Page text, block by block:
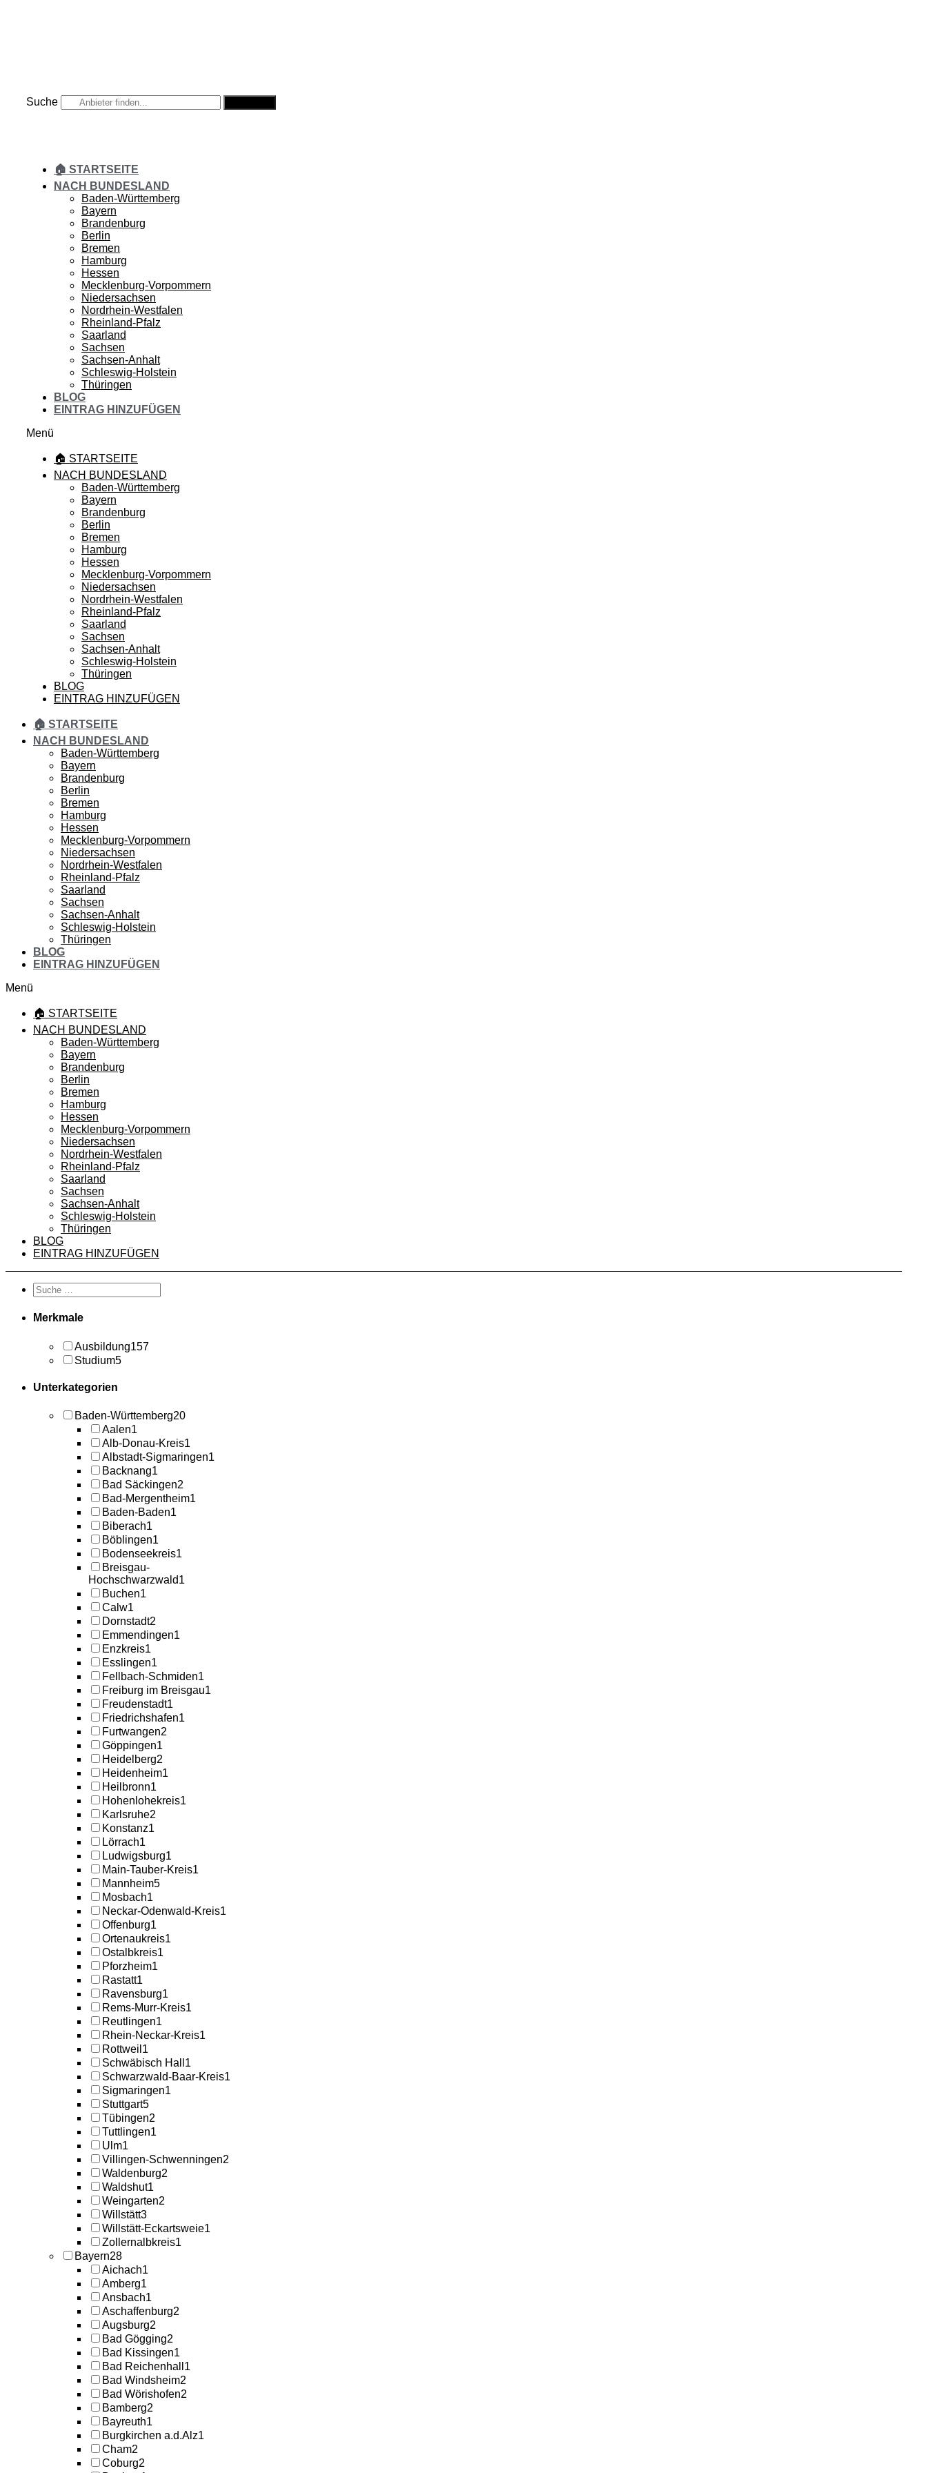
Suche
🏠 STARTSEITE
NACH BUNDESLAND
Baden-Württemberg
Bayern
Brandenburg
Berlin
Bremen
Hamburg
Hessen
Mecklenburg-Vorpommern
Niedersachsen
Nordrhein-Westfalen
Rheinland-Pfalz
Saarland
Sachsen
Sachsen-Anhalt
Schleswig-Holstein
Thüringen
BLOG
EINTRAG HINZUFÜGEN
Menü
🏠 STARTSEITE
NACH BUNDESLAND
Baden-Württemberg
Bayern
Brandenburg
Berlin
Bremen
Hamburg
Hessen
Mecklenburg-Vorpommern
Niedersachsen
Nordrhein-Westfalen
Rheinland-Pfalz
Saarland
Sachsen
Sachsen-Anhalt
Schleswig-Holstein
Thüringen
BLOG
EINTRAG HINZUFÜGEN
🏠 STARTSEITE
NACH BUNDESLAND
Baden-Württemberg
Bayern
Brandenburg
Berlin
Bremen
Hamburg
Hessen
Mecklenburg-Vorpommern
Niedersachsen
Nordrhein-Westfalen
Rheinland-Pfalz
Saarland
Sachsen
Sachsen-Anhalt
Schleswig-Holstein
Thüringen
BLOG
EINTRAG HINZUFÜGEN
Menü
🏠 STARTSEITE
NACH BUNDESLAND
Baden-Württemberg
Bayern
Brandenburg
Berlin
Bremen
Hamburg
Hessen
Mecklenburg-Vorpommern
Niedersachsen
Nordrhein-Westfalen
Rheinland-Pfalz
Saarland
Sachsen
Sachsen-Anhalt
Schleswig-Holstein
Thüringen
BLOG
EINTRAG HINZUFÜGEN
Merkmale
Ausbildung157
Studium5
Unterkategorien
Baden-Württemberg20
Aalen1
Alb-Donau-Kreis1
Albstadt-Sigmaringen1
Backnang1
Bad Säckingen2
Bad-Mergentheim1
Baden-Baden1
Biberach1
Böblingen1
Bodenseekreis1
Breisgau-
Hochschwarzwald1
Buchen1
Calw1
Dornstadt2
Emmendingen1
Enzkreis1
Esslingen1
Fellbach-Schmiden1
Freiburg im Breisgau1
Freudenstadt1
Friedrichshafen1
Furtwangen2
Göppingen1
Heidelberg2
Heidenheim1
Heilbronn1
Hohenlohekreis1
Karlsruhe2
Konstanz1
Lörrach1
Ludwigsburg1
Main-Tauber-Kreis1
Mannheim5
Mosbach1
Neckar-Odenwald-Kreis1
Offenburg1
Ortenaukreis1
Ostalbkreis1
Pforzheim1
Rastatt1
Ravensburg1
Rems-Murr-Kreis1
Reutlingen1
Rhein-Neckar-Kreis1
Rottweil 1
Schwäbisch Hall 1
Schwarzwald-Baar-Kreis1
Sigmaringen1
Stuttgart5
Tübingen2
Tuttlingen1
Ulm1
Villingen-Schwenningen2
Waldenburg2
Waldshut1
Weingarten2
Willstätt3
Willstätt-Eckartsweie1
Zollernalbkreis1
Bayern28
Aichach1
Amberg1
Ansbach1
Aschaffenburg2
Augsburg2
Bad Gögging2
Bad Kissingen1
Bad Reichenhall 1
Bad Windsheim2
Bad Wörishofen2
Bamberg2
Bayreuth1
Burgkirchen a.d.Alz1
Cham2
Coburg2